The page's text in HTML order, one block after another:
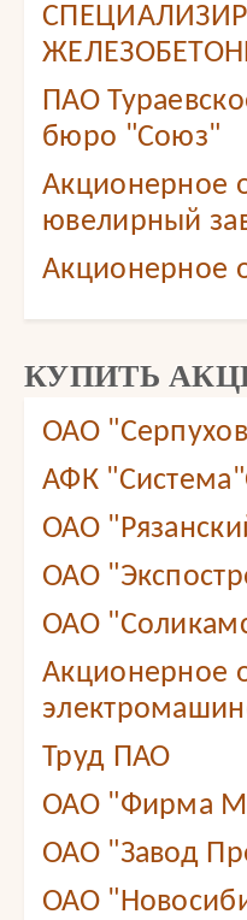
ПАО
бюро "Союз"
Акционерное
ювелирный
Акционерное
КУПИТЬ
ОАО
АФК
ОАО
ОАО
ОАО
Акционерное
Труд ПАО
ОАО "Фирма
ОАО "Завод
ОАО